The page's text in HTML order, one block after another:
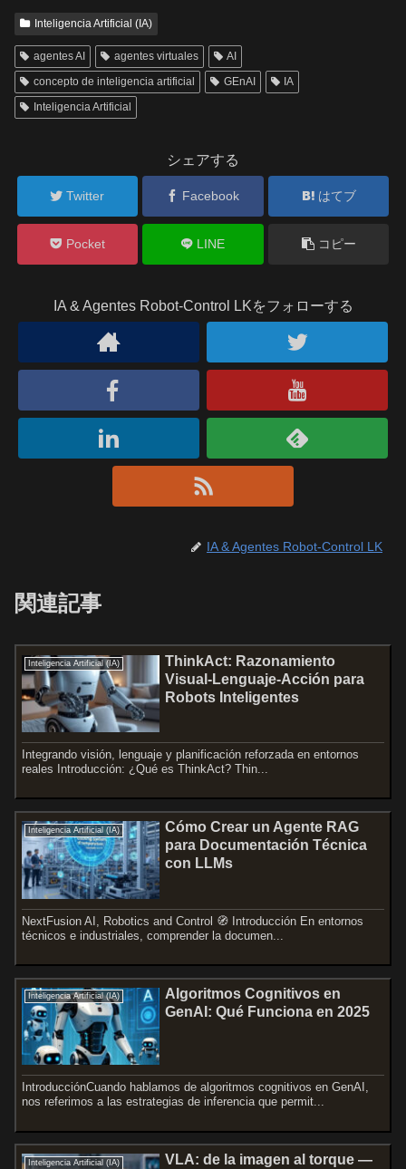
Inteligencia Artificial (IA)
agentes AI agentes virtuales
AI
concepto de inteligencia artificial
GEnAI
IA
Inteligencia Artificial
シェアする
Twitter Facebook はてブ
Pocket LINE コピー
IA & Agentes Robot-Control LKをフォローする
IA & Agentes Robot-Control LK
関連記事
Inteligencia Artificial (IA)
ThinkAct: Razonamiento
Visual-Lenguaje-Acción para
Robots Inteligentes
Integrando visión, lenguaje y planificación reforzada en entornos
reales Introducción: ¿Qué es ThinkAct? Thin...
Inteligencia Artificial (IA)
Cómo Crear un Agente RAG
para Documentación Técnica
con LLMs
NextFusion AI, Robotics and Control 🧭 Introducción En entornos
técnicos e industriales, comprender la documen...
Inteligencia Artificial (IA)
Algoritmos Cognitivos en
GenAI: Qué Funciona en 2025
IntroducciónCuando hablamos de algoritmos cognitivos en GenAI,
nos referimos a las estrategias de inferencia que permit...
Inteligencia Artificial (IA)
VLA: de la imagen al torque —